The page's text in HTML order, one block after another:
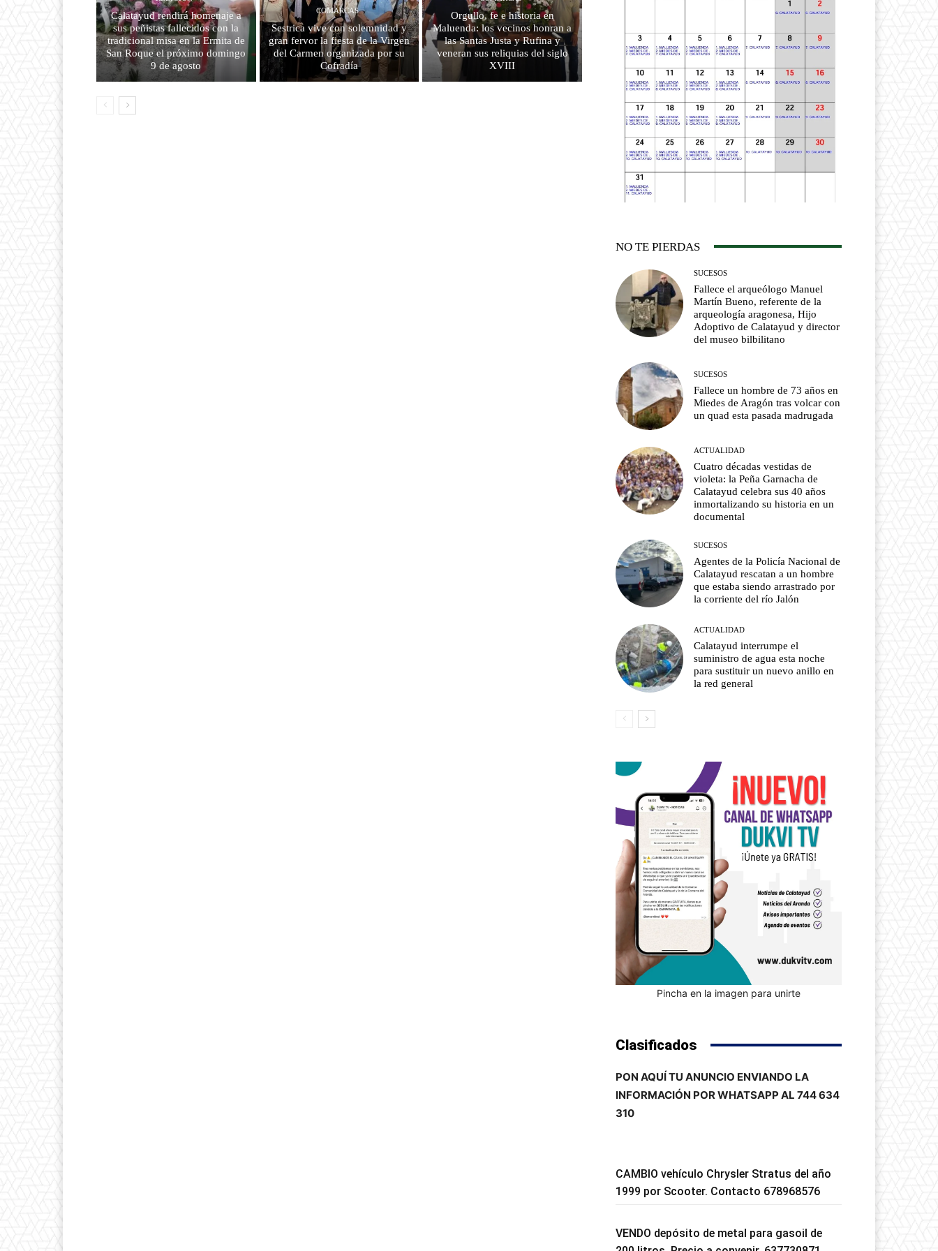
Calatayud rendirá homenaje a
sus peñistas fallecidos con la
tradicional misa en la Ermita de
San Roque el próximo domingo
9 de agosto
COMARCAS
Sestrica vive con solemnidad y
gran fervor la fiesta de la Virgen
del Carmen organizada por su
Cofradía
Orgullo, fe e historia en
Maluenda: los vecinos honran a
las Santas Justa y Rufina y
veneran sus reliquias del siglo
XVIII
NO TE PIERDAS
SUCESOS
Fallece el arqueólogo Manuel
Martín Bueno, referente de la
arqueología aragonesa, Hijo
Adoptivo de Calatayud y director
del museo bilbilitano
SUCESOS
Fallece un hombre de 73 años en
Miedes de Aragón tras volcar con
un quad esta pasada madrugada
ACTUALIDAD
Cuatro décadas vestidas de
violeta: la Peña Garnacha de
Calatayud celebra sus 40 años
inmortalizando su historia en un
documental
SUCESOS
Agentes de la Policía Nacional de
Calatayud rescatan a un hombre
que estaba siendo arrastrado por
la corriente del río Jalón
ACTUALIDAD
Calatayud interrumpe el
suministro de agua esta noche
para sustituir un nuevo anillo en
la red general
Pincha en la imagen para unirte
Clasificados
PON AQUÍ TU ANUNCIO ENVIANDO LA
INFORMACIÓN POR WHATSAPP AL 744 634
310
CAMBIO vehículo Chrysler Stratus del año
1999 por Scooter. Contacto 678968576
VENDO depósito de metal para gasoil de